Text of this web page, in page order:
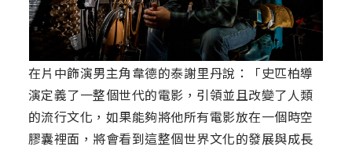
在片中飾演男主角韋德的泰謝里丹說：「史匹柏導
演定義了一整個世代的電影，引領並且改變了人類
的流行文化，如果能夠將他所有電影放在一個時空
膠囊裡面，將會看到這整個世界文化的發展與成長